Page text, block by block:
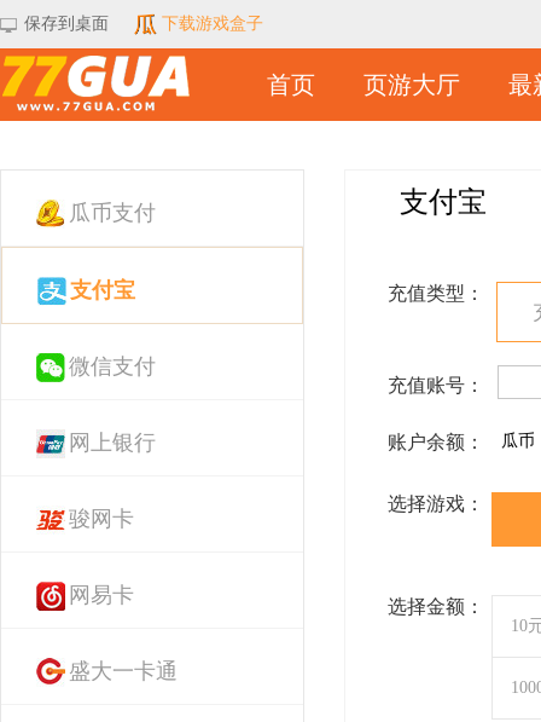
保存到桌面 下载游戏盒子
首页 页游大厅 最
瓜币支付
支付宝
微信支付
网上银行
骏网卡
网易卡
盛大一卡通
支付宝
充值类型：
充值账号：
账户余额： 瓜币
选择游戏：
选择金额：
10